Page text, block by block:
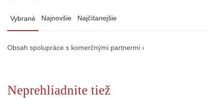
Vybrané Najnovšie Najčítanejšie
Obsah spolupráce s komerčnými partnermi ›
Neprehliadnite tiež